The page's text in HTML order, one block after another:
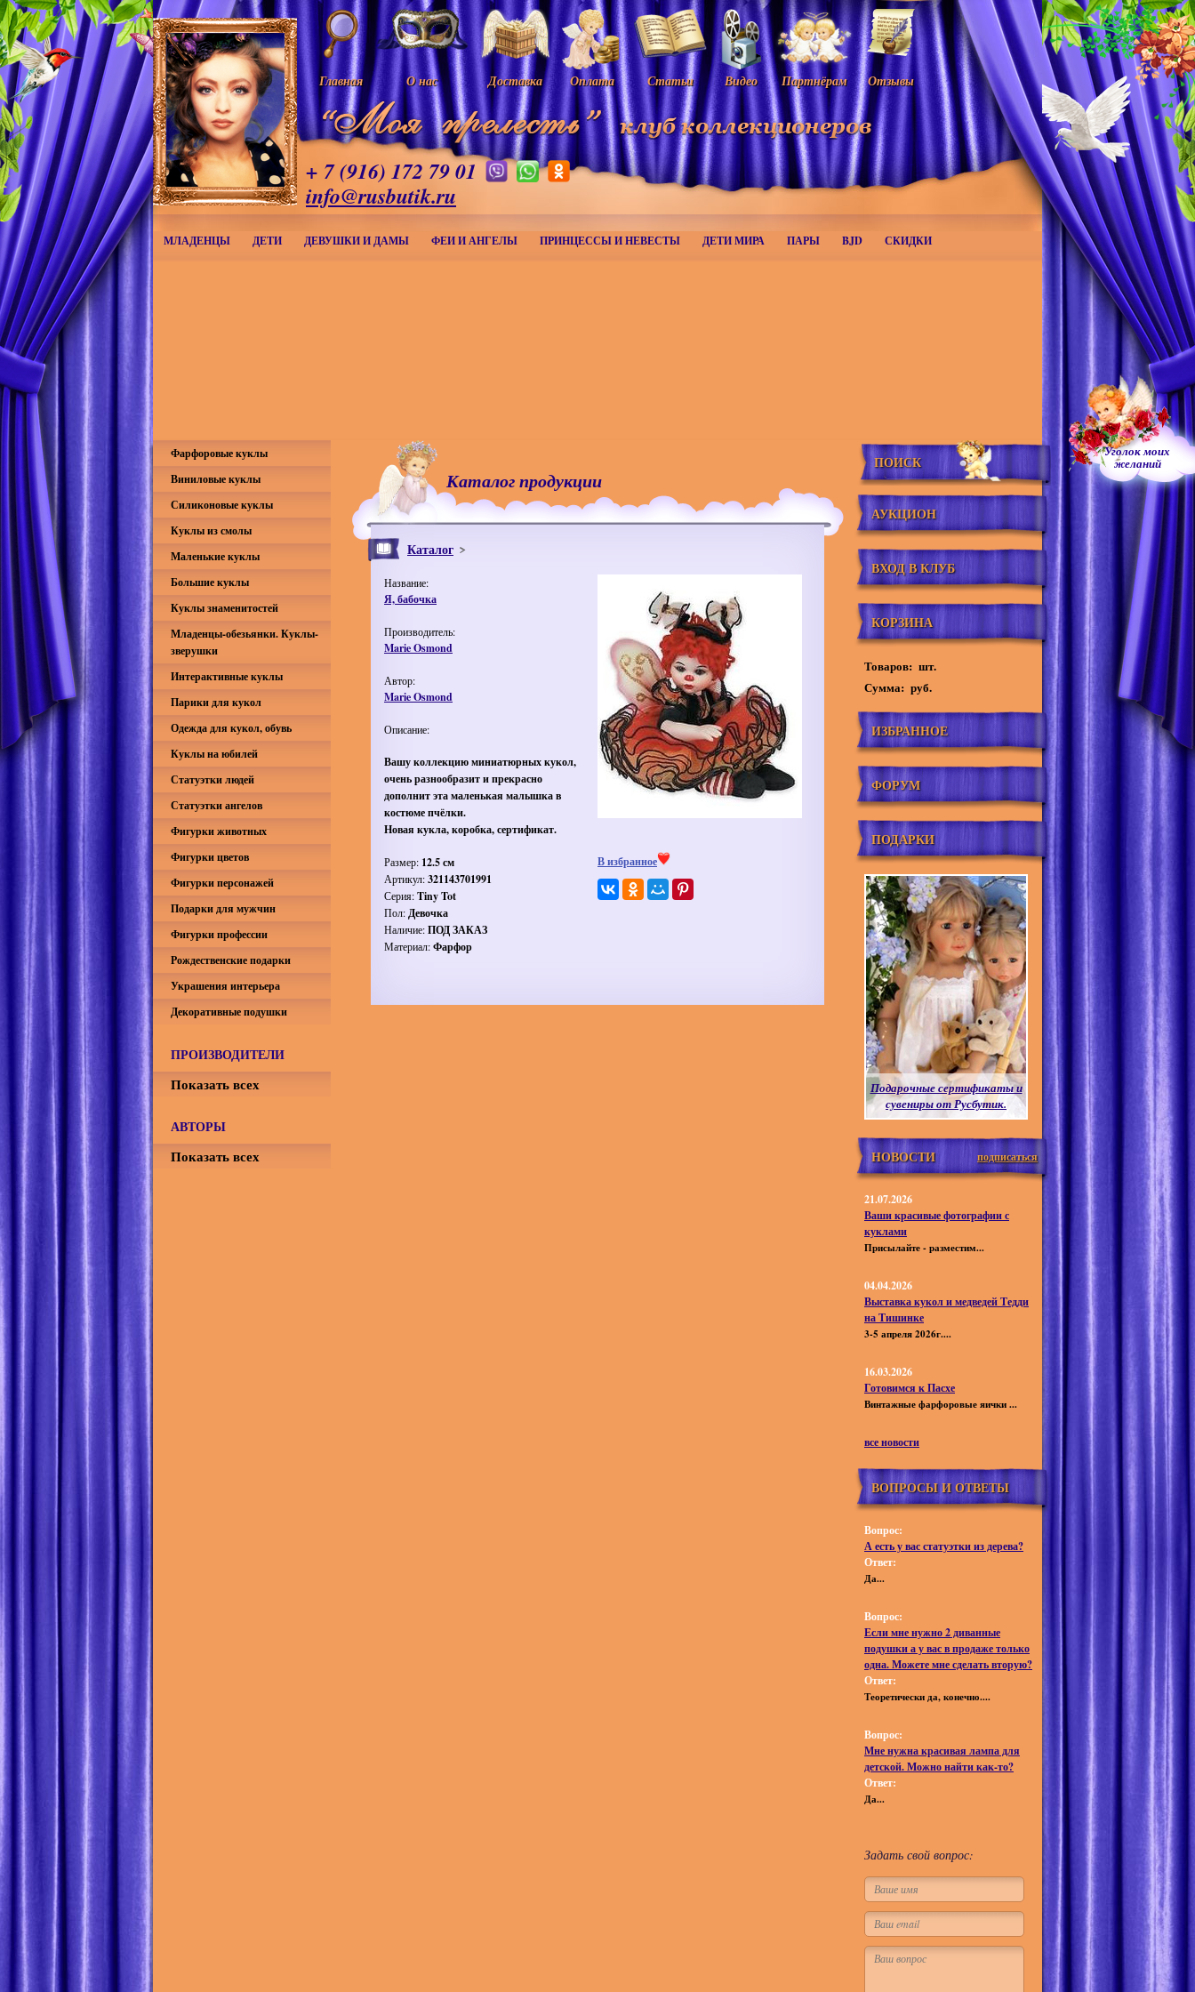
Главная О нас Доставка Оплата Статьи Видео Партнёрам Отзывы
+ 7 (916) 172 79 01
info@rusbutik.ru
МЛАДЕНЦЫ ДЕТИ ДЕВУШКИ И ДАМЫ ФЕИ И АНГЕЛЫ ПРИНЦЕССЫ И НЕВЕСТЫ ДЕТИ МИРА ПАРЫ BJD СКИДКИ
Уголок моих
желаний
Каталог продукции
Каталог
Название:
Я, бабочка
Производитель:
Marie Osmond
Автор:
Marie Osmond
Описание:
Вашу коллекцию миниатюрных кукол,
очень разнообразит и прекрасно
дополнит эта маленькая малышка в
костюме пчёлки.
Новая кукла, коробка, сертификат.
Размер: 12.5 см
Артикул:321143701991
Серия:Tiny Tot
Пол:Девочка
Наличие:ПОД ЗАКАЗ
Материал:Фарфор
В избранное
Фарфоровые куклы
Виниловые куклы
Силиконовые куклы
Куклы из смолы
Маленькие куклы
Большие куклы
Куклы знаменитостей
Младенцы-обезьянки. Куклы-
зверушки
Интерактивные куклы
Парики для кукол
Одежда для кукол, обувь
Куклы на юбилей
Статуэтки людей
Статуэтки ангелов
Фигурки животных
Фигурки цветов
Фигурки персонажей
Подарки для мужчин
Фигурки профессии
Рождественские подарки
Украшения интерьера
Декоративные подушки
ПРОИЗВОДИТЕЛИ
Показать всех
АВТОРЫ
Показать всех
ПОИСК
АУКЦИОН
ВХОД В КЛУБ
КОРЗИНА
Товаров: шт.
Сумма: руб.
ИЗБРАННОЕ
ФОРУМ
ПОДАРКИ
Подарочные сертификаты и
сувениры от Русбутик.
НОВОСТИ подписаться
21.07.2026
Ваши красивые фотографии с
куклами
Присылайте - разместим...
04.04.2026
Выставка кукол и медведей Тедди
на Тишинке
3-5 апреля 2026г....
16.03.2026
Готовимся к Пасхе
Винтажные фарфоровые яички ...
все новости
ВОПРОСЫ И ОТВЕТЫ
Вопрос:
А есть у вас статуэтки из дерева?
Ответ:
Да...
Вопрос:
Если мне нужно 2 диванные
подушки а у вас в продаже только
одна. Можете мне сделать вторую?
Ответ:
Теоретически да, конечно....
Вопрос:
Мне нужна красивая лампа для
детской. Можно найти как-то?
Ответ:
Да...
Задать свой вопрос: